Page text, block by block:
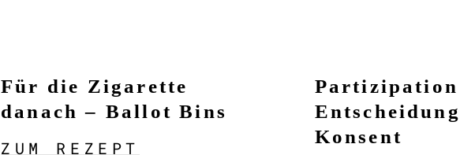
Für die Zigarette
danach – Ballot Bins
ZUM REZEPT
Konsent